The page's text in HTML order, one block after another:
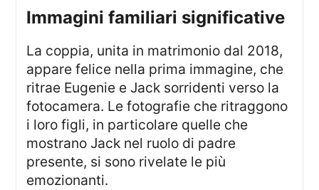
Immagini familiari significative
La coppia, unita in matrimonio dal 2018,
appare felice nella prima immagine, che
ritrae Eugenie e Jack sorridenti verso la
fotocamera. Le fotografie che ritraggono
i loro figli, in particolare quelle che
mostrano Jack nel ruolo di padre
presente, si sono rivelate le più
emozionanti.